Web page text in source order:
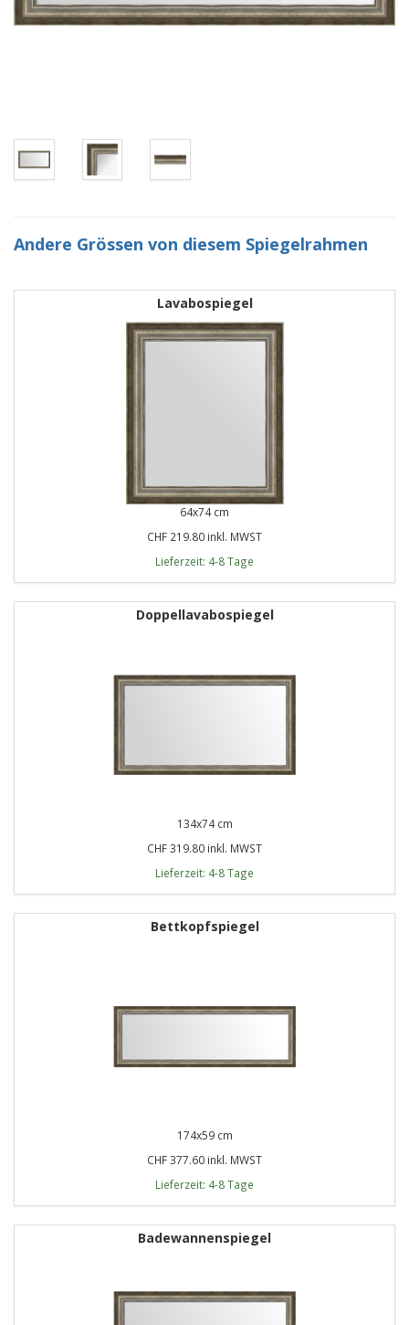
Andere Grössen von diesem Spiegelrahmen
Lavabospiegel
64x74 cm
CHF 219.80 inkl. MWST
Lieferzeit: 4-8 Tage
Doppellavabospiegel
134x74 cm
CHF 319.80 inkl. MWST
Lieferzeit: 4-8 Tage
Bettkopfspiegel
174x59 cm
CHF 377.60 inkl. MWST
Lieferzeit: 4-8 Tage
Badewannenspiegel